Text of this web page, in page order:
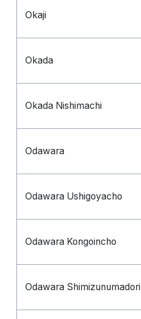
Okaji
Okada
Okada Nishimachi
Odawara
Odawara Ushigoyacho
Odawara Kongoincho
Odawara Shimizunumadori